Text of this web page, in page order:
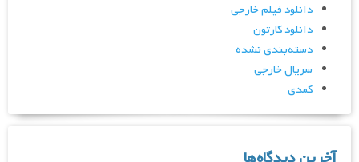
دانلود فیلم خارجی
دانلود کارتون
دسته‌بندی نشده
سریال خارجی
کمدی